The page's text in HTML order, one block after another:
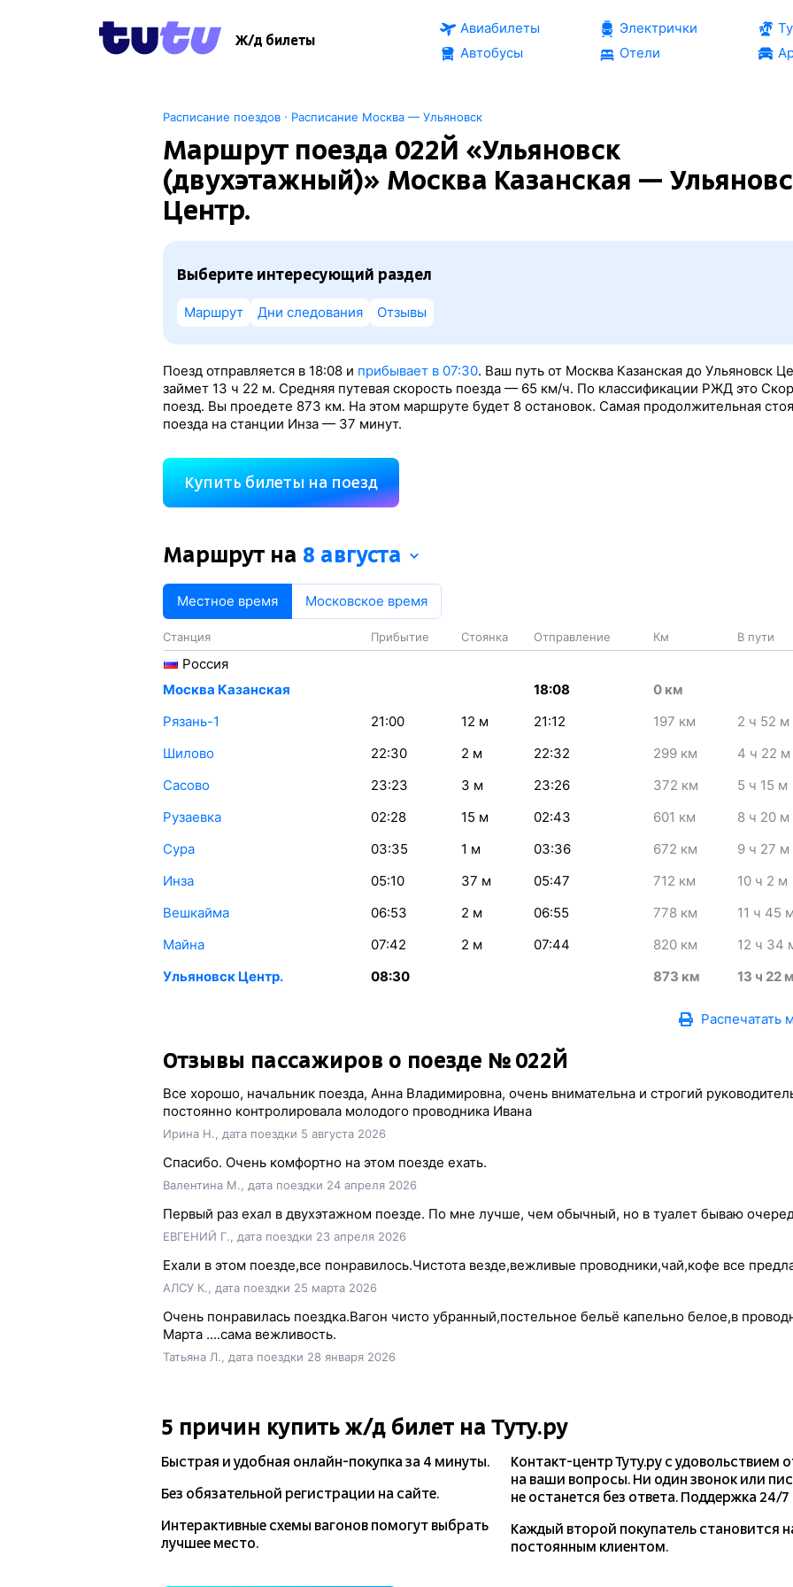
Ж/д билеты
Авиабилеты
Автобусы
Электрички
Отели
Расписание поездов· Расписание Москва — Ульяновск
Маршрут поезда 022Й «Ульяновск
(двухэтажный)» Москва Казанская —
Центр.
Выберите интересующий раздел
Маршрут Дни следования Отзывы
Поезд отправляется в 18:08 и прибывает в 07:30. Ваш путь от Москва Казанская до Ульяновск
займет 13 ч 22 м. Средняя путевая скорость поезда — 65 км/ч. По классификации РЖД это
поезд. Вы проедете 873 км. На этом маршруте будет 8 остановок. Самая продолжительная
поезда на станции Инза — 37 минут.
Купить билеты на поезд
Маршрут на 8 августа
Местное время Московское время
Станция Прибытие Стоянка Отправление Км В пути
Россия
Москва Казанская
18:08 0 км
Рязань-1
21:00 12 м 21:12 197 км 2 ч 52 м
Шилово
22:30 2 м 22:32 299 км 4 ч 22 м
Сасово
23:23 3 м 23:26 372 км 5 ч 15 м
Рузаевка
02:28 15 м 02:43 601 км 8 ч 20 м
Сура
03:35 1 м 03:36 672 км 9 ч 27 м
Инза
05:10 37 м 05:47 712 км 10 ч 2 м
Вешкайма
06:53 2 м 06:55 778 км 11 ч 45 м
Майна
07:42 2 м 07:44 820 км 12 ч 34
Ульяновск Центр.
08:30 873 км 13 ч 22 м
Распечатать
Отзывы пассажиров о поезде № 022Й
Все хорошо, начальник поезда, Анна Владимировна, очень внимательна и строгий
постоянно контролировала молодого проводника Ивана
Ирина Н., дата поездки 5 августа 2026
Спасибо. Очень комфортно на этом поезде ехать.
Валентина М., дата поездки 24 апреля 2026
Первый раз ехал в двухэтажном поезде. По мне лучше, чем обычный, но в туалет бываю
ЕВГЕНИЙ Г., дата поездки 23 апреля 2026
Ехали в этом поезде,все понравилось.Чистота везде,вежливые проводники,чай,кофе все
АЛСУ К., дата поездки 25 марта 2026
Очень понравилась поездка.Вагон чисто убранный,постельное бельё капельно белое,в
Марта ....сама вежливость.
Татьяна Л., дата поездки 28 января 2026
5 причин купить ж/дбилет на Туту.ру
Быстрая и удобная онлайн-покупказа 4 минуты.
Без обязательной регистрации на сайте.
Интерактивные схемы вагонов помогут выбрать
лучшее место.
Контакт-центр Туту.ру с удовольствием
на ваши вопросы. Ни один звонок или
не останется без ответа. Поддержка 24/7
Каждый второй покупатель становится
постоянным клиентом.